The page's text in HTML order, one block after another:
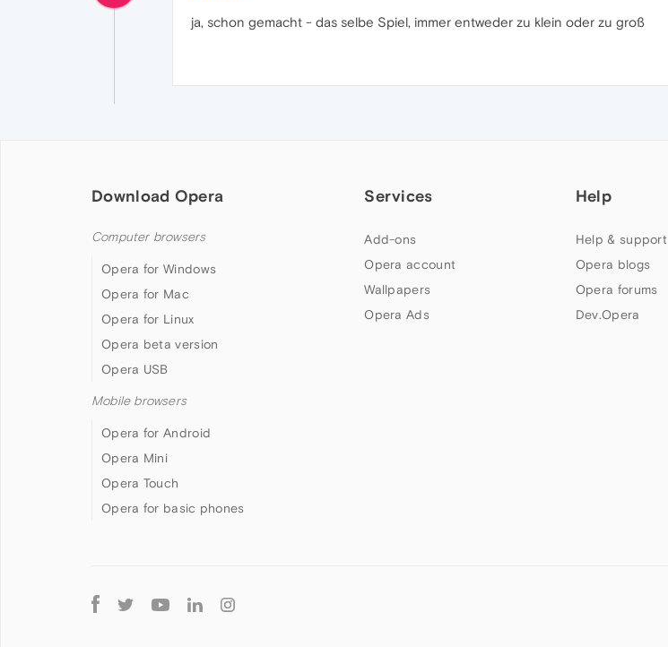
ja, schon gemacht - das selbe Spiel, immer entweder zu klein oder zu groß
Download Opera
Computer browsers
Opera for Windows
Opera for Mac
Opera for Linux
Opera beta version
Opera USB
Mobile browsers
Opera for Android
Opera Mini
Opera Touch
Opera for basic phones
Services
Add-ons
Opera account
Wallpapers
Opera Ads
Help
Help & support
Opera blogs
Opera forums
Dev.Opera
Follow
Opera